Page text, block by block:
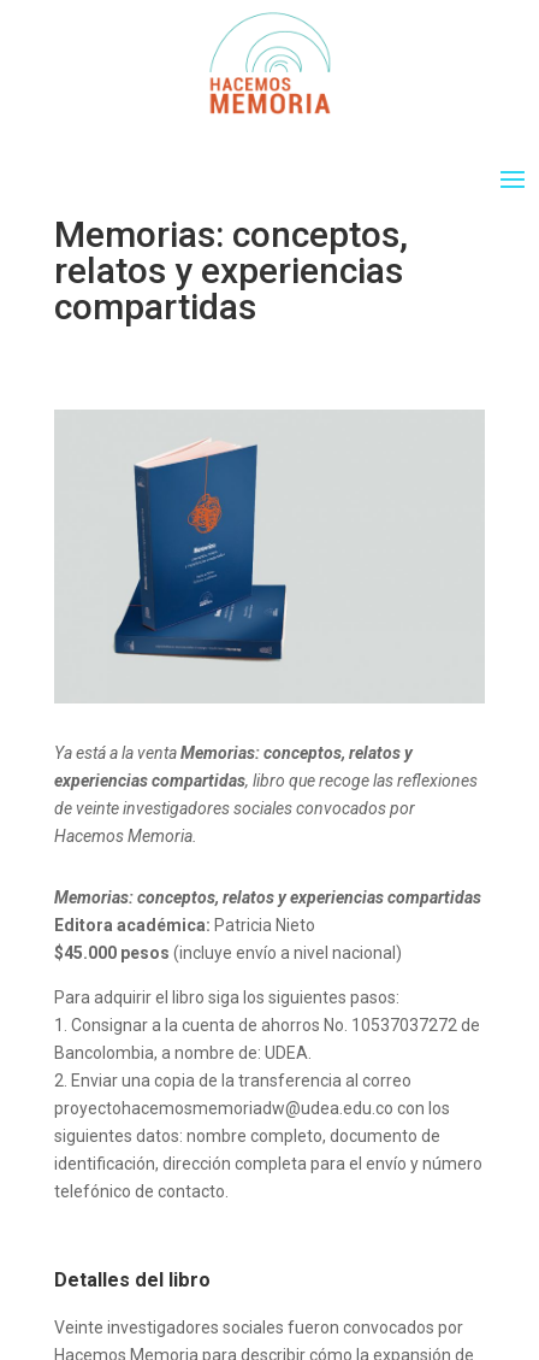
Memorias: conceptos,
relatos y experiencias
compartidas
Ya está a la ventaMemorias: conceptos, relatos y
experiencias compartidas, libro que recoge las reflexiones
de veinte investigadores sociales convocados por
Hacemos Memoria.
Memorias: conceptos, relatos y experiencias compartidas
Editora académica: Patricia Nieto
$45.000 pesos (incluye envío a nivel nacional)
Para adquirir el libro siga los siguientes pasos:
1. Consignar a la cuenta de ahorros No. 10537037272 de
Bancolombia, a nombre de: UDEA.
2. Enviar una copia de la transferencia al correo
proyectohacemosmemoriadw@udea.edu.co con los
siguientes datos: nombre completo, documento de
identificación, dirección completa para el envío y número
telefónico de contacto.
Detalles del libro
Veinte investigadores sociales fueron convocados por
Hacemos Memoria para describir cómo la expansión de